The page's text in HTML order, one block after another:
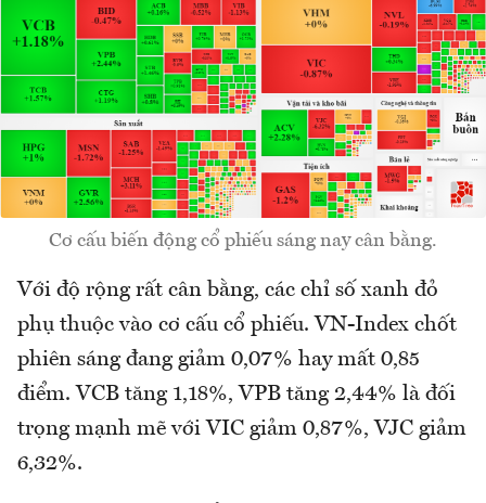
Cơ cấu biến động cổ phiếu sáng nay cân bằng.
Với độ rộng rất cân bằng, các chỉ số xanh đỏ
phụ thuộc vào cơ cấu cổ phiếu. VN-Index chốt
phiên sáng đang giảm 0,07% hay mất 0,85
điểm. VCB tăng 1,18%, VPB tăng 2,44% là đối
trọng mạnh mẽ với VIC giảm 0,87%, VJC giảm
6,32%.